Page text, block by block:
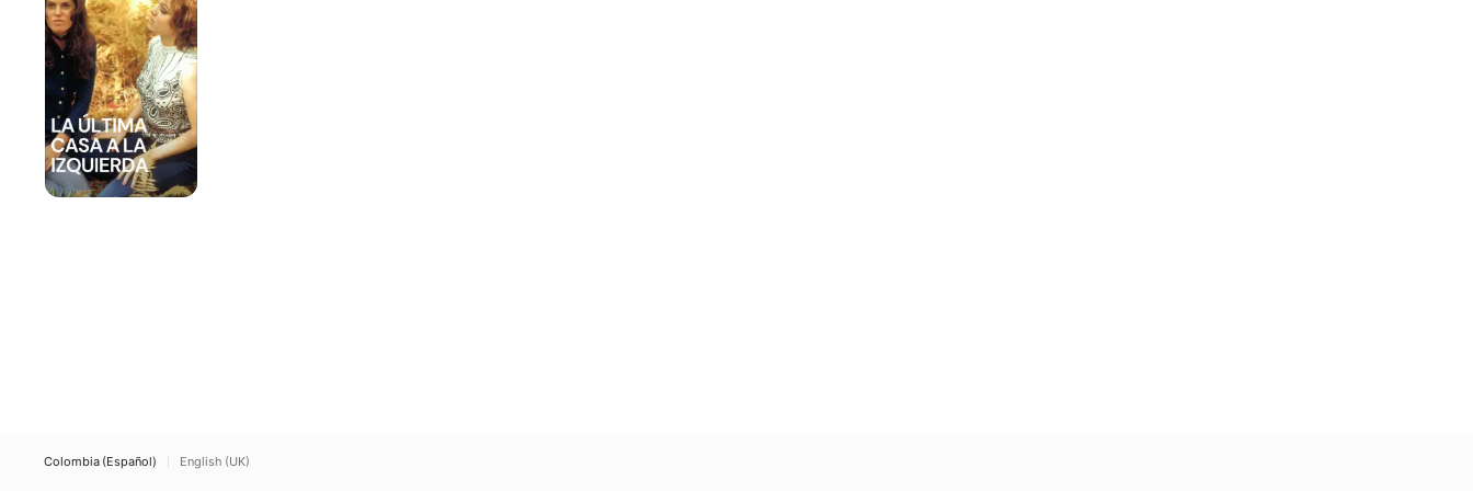
casa
a
la
izquierda
Colombia (Español) English (UK)